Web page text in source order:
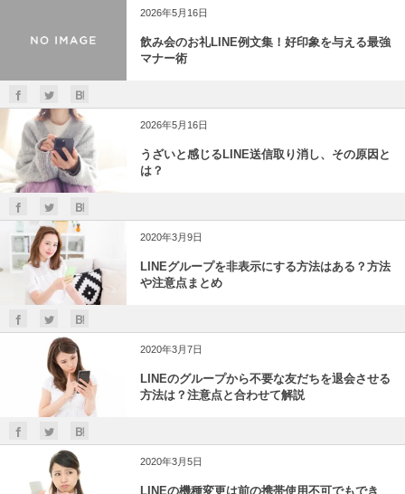
2026年5月16日
飲み会のお礼LINE例文集！好印象を与える最強
マナー術
2026年5月16日
うざいと感じるLINE送信取り消し、その原因と
は？
2020年3月9日
LINEグループを非表示にする方法はある？方法
や注意点まとめ
2020年3月7日
LINEのグループから不要な友だちを退会させる
方法は？注意点と合わせて解説
2020年3月5日
LINEの機種変更は前の携帯使用不可でもでき